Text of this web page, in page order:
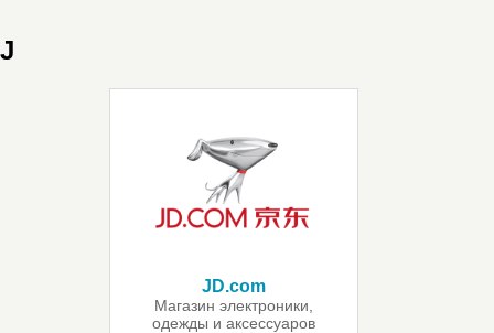
J
JD.com
Магазин электроники,
одежды и аксессуаров